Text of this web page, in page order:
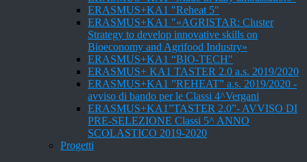
ERASMUS+KA1 "Reheat 5"
ERASMUS+KA1 "«AGRISTAR: Cluster
Strategy to develop innovative skills on
Bioeconomy and Agrifood Industry»
ERASMUS+KA1 “BIO-TECH"
ERASMUS+ KA1 TASTER 2.0 a.s. 2019/2020
ERASMUS+KA1 ”REHEAT” a.s. 2019/2020 -
avviso di bando per le Classi 4^Vergani
ERASMUS+KA1”TASTER 2.0”- AVVISO DI
PRE-SELEZIONE Classi 5^ ANNO
SCOLASTICO 2019-2020
Progetti